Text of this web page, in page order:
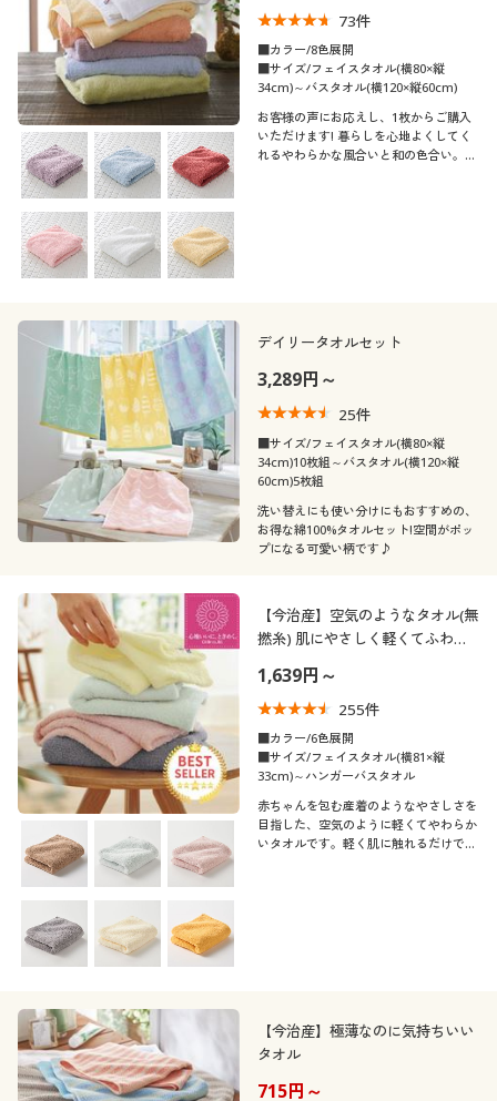
73件
■カラー/8色展開
■サイズ/フェイスタオル(横80×縦
34cm)～バスタオル(横120×縦60cm)
お客様の声にお応えし、1枚からご購入
いただけます! 暮らしを心地よくしてく
れるやわらかな風合いと和の色合い。今
デイリータオルセット
3,289円～
25件
■サイズ/フェイスタオル(横80×縦
34cm)10枚組～バスタオル(横120×縦
60cm)5枚組
洗い替えにも使い分けにもおすすめの、
お得な綿100%タオルセット!空間がポッ
プになる可愛い柄です♪
【今治産】空気のようなタオル(無
撚糸) 肌にやさしく軽くてふわふ
1,639円～
255件
■カラー/6色展開
■サイズ/フェイスタオル(横81×縦
33cm)～ハンガーバスタオル
赤ちゃんを包む産着のようなやさしさを
目指した、空気のように軽くてやわらか
いタオルです。軽く肌に触れるだけです
【今治産】極薄なのに気持ちいい
タオル
715円～